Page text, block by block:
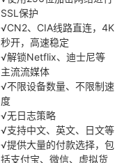
SSL保护
√CN2、CIA线路直连，4K
秒开，高速稳定
√解锁Netflix、迪士尼等
主流流媒体
√不限设备数量、不限制速
度
√无日志策略
√支持中文、英文、日文等
√提供大量的付款选择，包
括支付宝、微信、虚拟货